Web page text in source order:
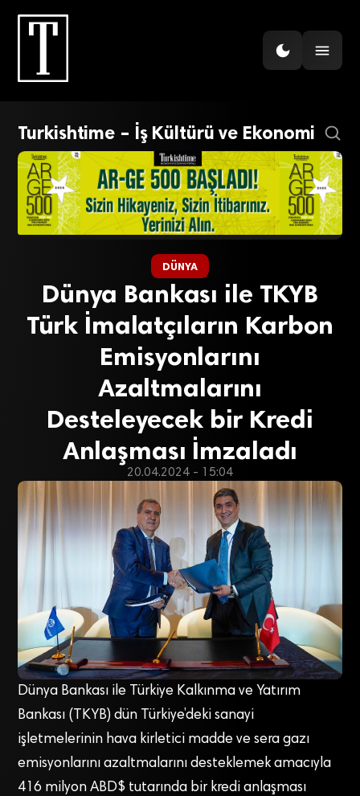
Turkishtime – İş Kültürü ve Ekonomi
DÜNYA
Dünya Bankası ile TKYB
Türk İmalatçıların Karbon
Emisyonlarını
Azaltmalarını
Desteleyecek bir Kredi
Anlaşması İmzaladı
20.04.2024 - 15:04
Dünya Bankası ile Türkiye Kalkınma ve Yatırım
Bankası (TKYB) dün Türkiye’deki sanayi
işletmelerinin hava kirletici madde ve sera gazı
emisyonlarını azaltmalarını desteklemek amacıyla
416 milyon ABD$ tutarında bir kredi anlaşması